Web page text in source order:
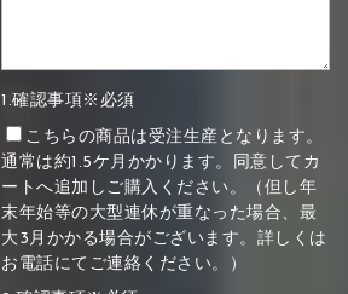
1.確認事項※必須
こちらの商品は受注生産となります。
通常は約1.5ケ月かかります。同意してカ
ートへ追加しご購入ください。（但し年
末年始等の大型連休が重なった場合、最
大3月かかる場合がございます。詳しくは
お電話にてご連絡ください。）